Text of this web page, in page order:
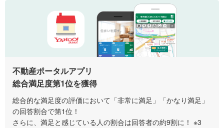
不動産ポータルアプリ
総合満足度第1位を獲得
総合的な満足度の評価において「非常に満足」「かなり満足」
の回答割合で第1位！
さらに、満足と感じている人の割合は回答者の約9割に！ ※3